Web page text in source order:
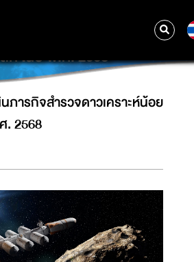
ภารกิจสำรวจดาวเคราะห์น้อย
ก ในปี พ.ศ. 2568
ภารกิจสำรวจดาวเคราะห์น้อย
. 2568